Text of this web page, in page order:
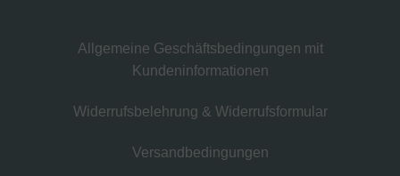
Allgemeine Geschäftsbedingungen mit
Kundeninformationen
Widerrufsbelehrung & Widerrufsformular
Versandbedingungen